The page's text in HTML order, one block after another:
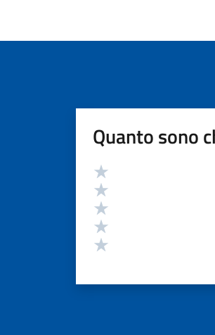
Quanto sono
Valutazione